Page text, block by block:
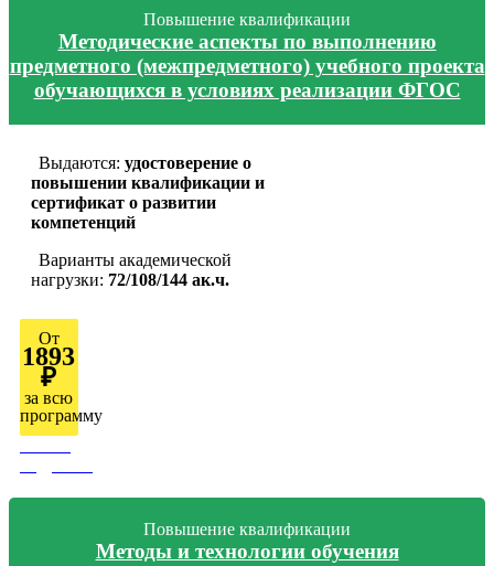
Повышение квалификации
Методические аспекты по выполнению
предметного (межпредметного) учебного проекта
обучающихся в условиях реализации ФГОС
Выдаются: удостоверение о
повышении квалификации и
сертификат о развитии
компетенций
Варианты академической
нагрузки: 72/108/144 ак.ч.
От
1893
₽
за всю
программу
Повышение квалификации
Методы и технологии обучения